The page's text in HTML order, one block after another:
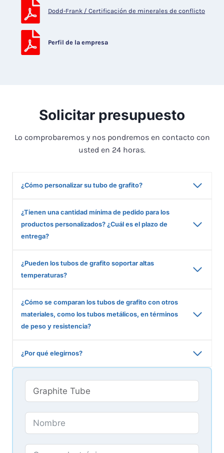
Dodd-Frank / Certificación de minerales de conflicto
Perfil de la empresa
Solicitar presupuesto
Lo comprobaremos y nos pondremos en contacto con
usted en 24 horas.
¿Cómo personalizar su tubo de grafito?
¿Tienen una cantidad mínima de pedido para los
productos personalizados? ¿Cuál es el plazo de
entrega?
¿Pueden los tubos de grafito soportar altas
temperaturas?
¿Cómo se comparan los tubos de grafito con otros
materiales, como los tubos metálicos, en términos
de peso y resistencia?
¿Por qué elegirnos?